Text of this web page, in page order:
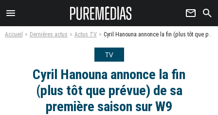
menu newsletter search
Accueil Dernières actus Actus TV Cyril Hanouna annonce la fin (plus tôt que prévue) de sa première saison sur W9
TV
Cyril Hanouna annonce la fin
(plus tôt que prévue) de sa
première saison sur W9